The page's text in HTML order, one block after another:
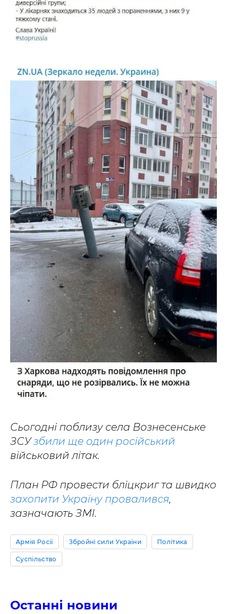
Сьогодні поблизу села Вознесенське
ЗСУзбили ще один російський
військовий літак.
План РФ провести бліцкриг та швидко
захопити Україну провалився,
зазначають ЗМІ.
Армія Росії Збройні сили України Політика
Суспільство
Останні новини